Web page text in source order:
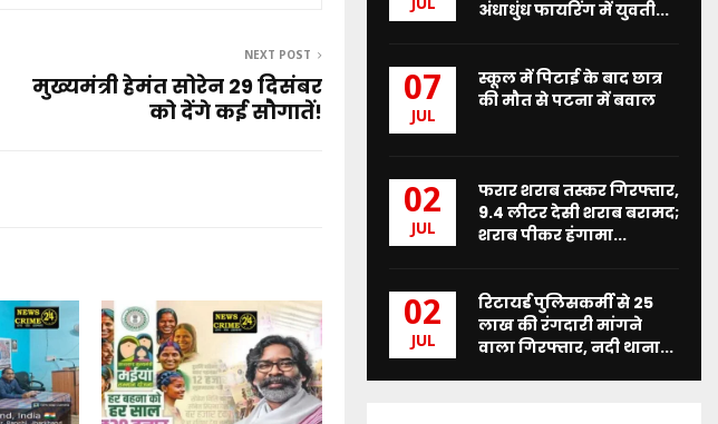
NEXT POST
मुख्यमंत्री हेमंत सोरेन 29 दिसंबर
को देंगे कई सौगातें!
JUL
अंधाधुंध फायरिंग में युवती...
07
JUL
स्कूल में पिटाई के बाद छात्र
की मौत से पटना में बवाल
02
JUL
फरार शराब तस्कर गिरफ्तार,
9.4 लीटर देसी शराब बरामद;
शराब पीकर हंगामा...
02
JUL
रिटायर्ड पुलिसकर्मी से 25
लाख की रंगदारी मांगने
वाला गिरफ्तार, नदी थाना...